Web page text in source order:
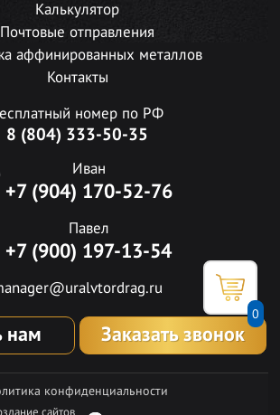
0
Калькулятор
Почтовые отправления
аффинированных металлов
Контакты
номер по РФ
8 (804) 333-50-35
Иван
+7 (904) 170-52-76
Павел
+7 (900) 197-13-54
нам Заказать звонок
конфиденциальности